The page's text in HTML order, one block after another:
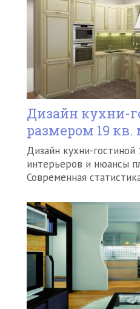
Дизайн кухни-
размером 19 кв.
Дизайн кухни-
интерьеров и нюансы
Современная